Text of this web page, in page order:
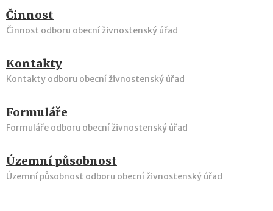
Činnost
Činnost odboru obecní živnostenský úřad
Kontakty
Kontakty odboru obecní živnostenský úřad
Formuláře
Formuláře odboru obecní živnostenský úřad
Územní působnost
Územní působnost odboru obecní živnostenský úřad